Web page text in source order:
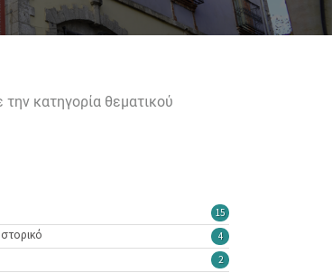
κατηγορία θεματικού
15
4
2